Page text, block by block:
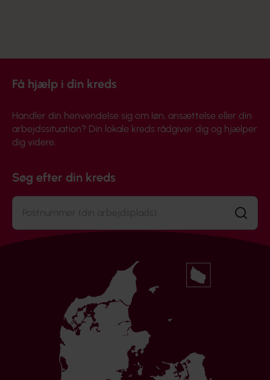
Få hjælp i din kreds
Handler din henvendelse sig om løn, ansættelse eller din
arbejdssituation? Din lokale kreds rådgiver dig og hjælper
dig videre.
Søg efter din kreds
Søg